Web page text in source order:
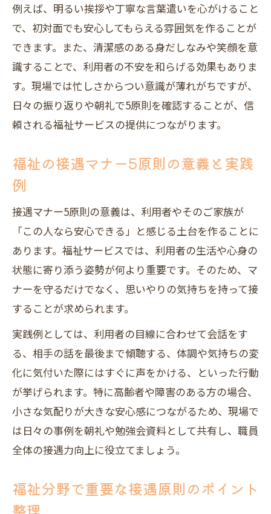
安心感を生む福祉の接遇と信頼形成ポイント
安心感を生む福祉の接遇で信頼関係を築
く方法
福祉の接遇で重視すべき信頼形成の具体
策
福祉現場で役立つ接遇スキルの活かし方
利用者と家族が安心する接遇マナーの工
夫
福祉現場の接遇スキルを体系的に整理す
る方法
福祉の接遇に求められる4つのスキルを解
接遇スキル整理で目指す福祉サービス向
福祉の接遇勉強会資料でスキルを強化す
る
現場で役立つ福祉接遇スキルチェックリ
スト
介護職に役立つ接遇マナーの改善例を解説
介護現場の接遇悪い例と福祉マナー改善
福祉の接遇マナー改善で信頼を高める方
例えば、明るい挨拶や丁寧な言葉遣いを心がけること
で、初対面でも安心してもらえる雰囲気を作ることが
できます。また、清潔感のある身だしなみや笑顔を意
識することで、利用者の不安を和らげる効果もありま
す。現場では忙しさからつい意識が薄れがちですが、
日々の振り返りや朝礼で5原則を確認することが、信
頼される福祉サービスの提供につながります。
福祉の接遇マナー5原則の意義と実践
例
接遇マナー5原則の意義は、利用者やそのご家族が
「この人なら安心できる」と感じる土台を作ることに
あります。福祉サービスでは、利用者の生活や心身の
状態に寄り添う姿勢が何より重要です。そのため、マ
ナーを守るだけでなく、思いやりの気持ちを持って接
することが求められます。
実践例としては、利用者の目線に合わせて会話をす
る、相手の話を最後まで傾聴する、体調や気持ちの変
化に気付いた際にはすぐに声をかける、といった行動
が挙げられます。特に高齢者や障害のある方の場合、
小さな気配りが大きな安心感につながるため、現場で
は日々の事例を朝礼や勉強会資料として共有し、職員
全体の接遇力向上に役立てましょう。
福祉分野で重要な接遇原則のポイント